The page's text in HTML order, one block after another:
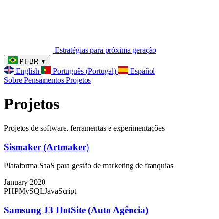
Estratégias para próxima geração
PT-BR ▼
English Português (Portugal)
Español
Sobre Pensamentos Projetos
Projetos
Projetos de software, ferramentas e experimentações
Sismaker (Artmaker)
Plataforma SaaS para gestão de marketing de franquias
January 2020
PHPMySQLJavaScript
Samsung J3 HotSite (Auto Agência)